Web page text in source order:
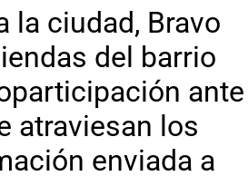
la ciudad, Bravo
del barrio
ante
atraviesan los
enviada a